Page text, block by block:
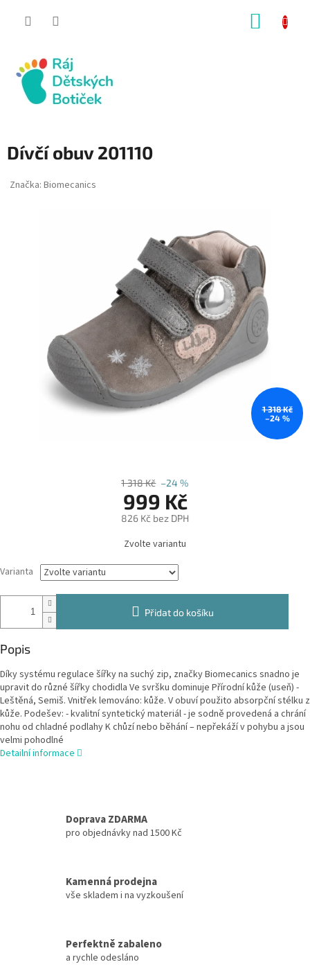
Dívčí obuv 201110
Značka: Biomecanics
1 318 Kč
–24 %
1 318 Kč –24 %
999 Kč
826 Kč bez DPH
Měrná
cena:
Zvolte variantu
Varianta
Přidat do košíku
Popis
Díky systému regulace šířky na suchý zip, značky Biomecanics snadno je
upravit do různé šířky chodidla Ve svršku dominuje Přírodní kůže (useň) -
Leštěná, Semiš. Vnitřek lemováno: kůže. V obuví použito absorpční stélku z
kůže. Podešev: - kvalitní syntetický materiál - je sodně provedená a chrání
nohu od chladné podlahy K chůzí nebo běhání – nepřekáží v pohybu a jsou
velmi pohodlné
Detailní informace
Doprava ZDARMA
pro objednávky nad 1500 Kč
Kamenná prodejna
vše skladem i na vyzkoušení
Perfektně zabaleno
a rychle odesláno